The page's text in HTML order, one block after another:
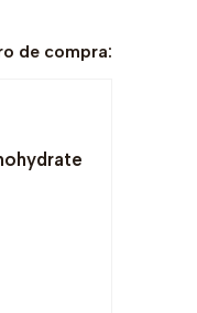
de compra: